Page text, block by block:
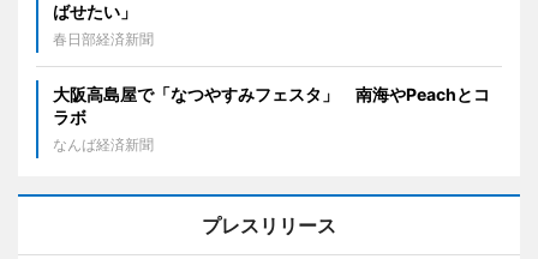
ばせたい」
春日部経済新聞
大阪高島屋で「なつやすみフェスタ」 南海やPeachとコ
ラボ
なんば経済新聞
プレスリリース